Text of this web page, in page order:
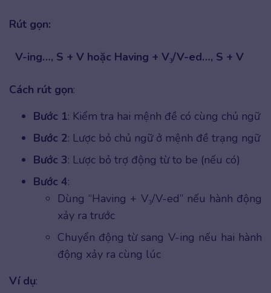
Rút gọn:
V-ing…, S + V hoặc Having + V₃/V-ed…, S + V
Cách rút gọn:
Bước 1: Kiểm tra hai mệnh đề có cùng chủ ngữ
Bước 2: Lược bỏ chủ ngữ ở mệnh đề trạng ngữ
Bước 3: Lược bỏ trợ động từ to be (nếu có)
Bước 4:
Dùng “Having + V₃/V-ed” nếu hành động
xảy ra trước
Chuyển động từ sang V-ing nếu hai hành
động xảy ra cùng lúc
Ví dụ: